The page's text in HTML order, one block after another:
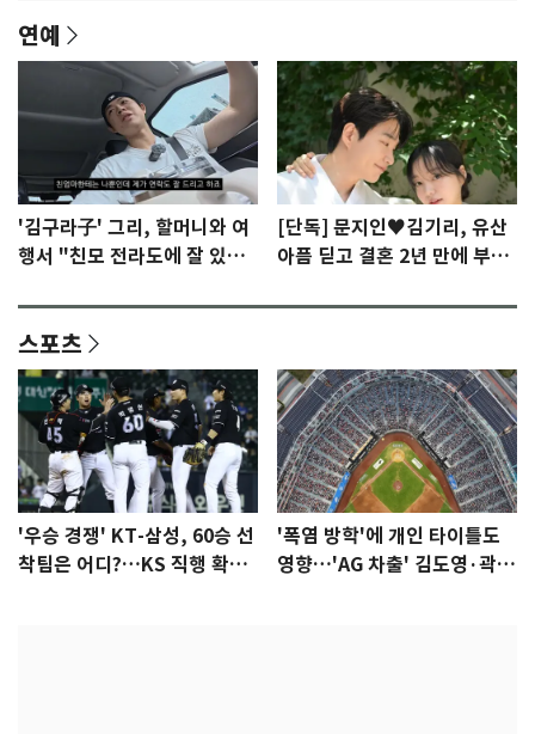
연예
'김구라子' 그리, 할머니와 여
행서 "친모 전라도에 잘 있
[단독] 문지인♥김기리, 유산
아픔 딛고 결혼 2년 만에 부모
스포츠
'우승 경쟁' KT-삼성, 60승 선
착팀은 어디?…KS 직행 확률
'폭염 방학'에 개인 타이틀도
영향…'AG 차출' 김도영·곽빈